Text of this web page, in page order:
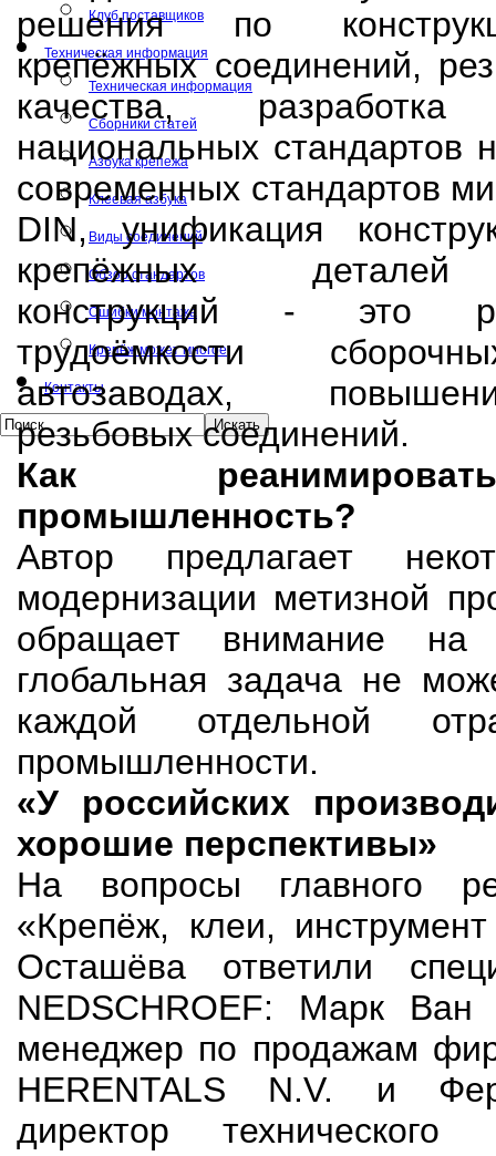
Клуб поставщиков
Техническая информация
Техническая информация
Сборники статей
Азбука крепежа
Клеевая азбука
Виды соединений
Обзор стандартов
Ошибки монтажа
Крепёж может многое
Контакты
решения по
крепёжных соединений,
качества,
национальных стандартов
современных стандартов
DIN, унификация
крепёжных деталей
конструкций - это
трудоёмкости
автозаводах,
резьбовых соединений.
Как
промышленность?
Автор предлагает
модернизации метизной
обращает внимание
глобальная задача не
каждой отдельной
промышленности.
«У российских
хорошие перспективы»
На вопросы главного
«Крепёж, клеи,
Осташёва ответили
NEDSCHROEF: Марк Ван
менеджер по продажам
HERENTALS N.V. и
директор технического